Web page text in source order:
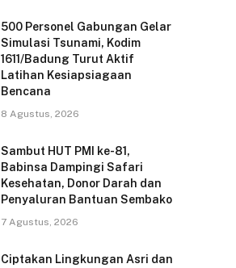
ai ar
e
500 Personel Gabungan Gelar
Simulasi Tsunami, Kodim
1611/Badung Turut Aktif
Latihan Kesiapsiagaan
Bencana
8 Agustus, 2026
Sambut HUT PMI ke-81,
Babinsa Dampingi Safari
Kesehatan, Donor Darah dan
Penyaluran Bantuan Sembako
7 Agustus, 2026
Ciptakan Lingkungan Asri dan